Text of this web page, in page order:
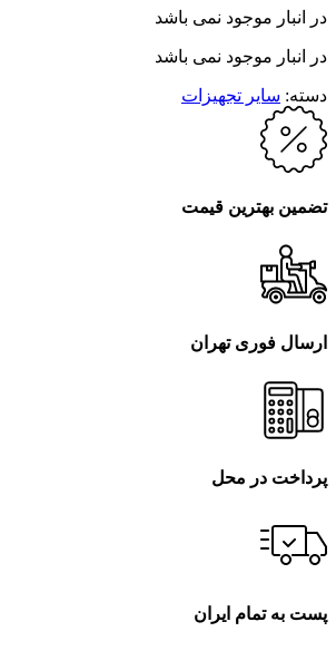
در انبار موجود نمی باشد
در انبار موجود نمی باشد
دسته: سایر تجهیزات
تضمین بهترین قیمت
ارسال فوری تهران
پرداخت در محل
پست به تمام ایران